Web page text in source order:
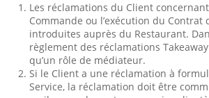
Les réclamations du Client concernant
Commande ou l’exécution du Contrat
introduites auprès du Restaurant.
règlement des réclamations
qu’un rôle de médiateur.
Si le Client a une réclamation à
Service, la réclamation doit être